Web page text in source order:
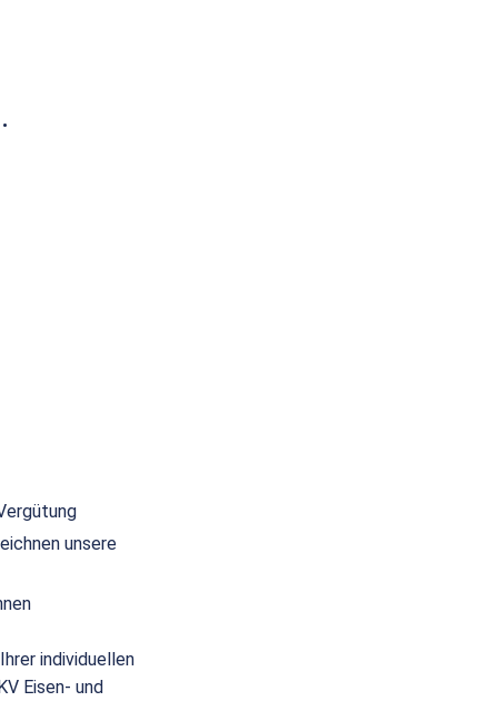
unsere
individuellen
Eisen- und